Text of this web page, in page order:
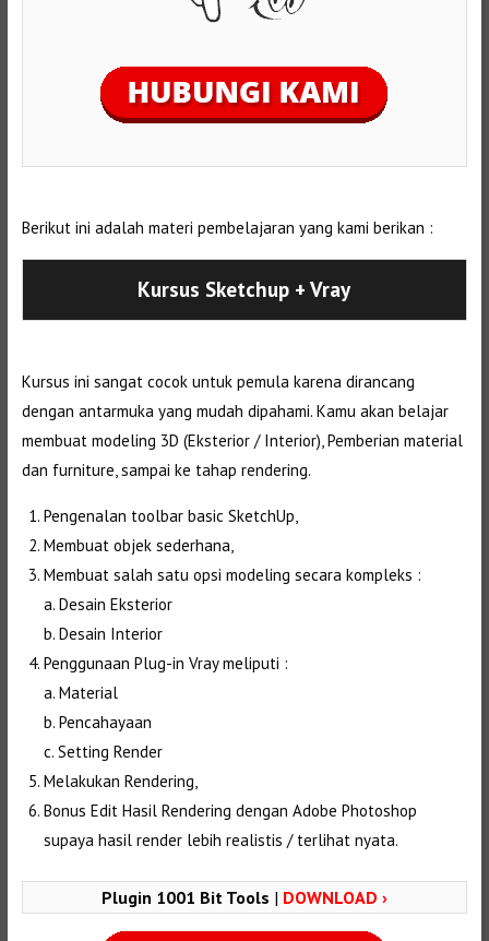
Berikut ini adalah materi pembelajaran yang kami berikan :
Kursus Sketchup + Vray
Kursus ini sangat cocok untuk pemula karena dirancang
dengan antarmuka yang mudah dipahami. Kamu akan belajar
membuat modeling 3D (Eksterior / Interior), Pemberian material
dan furniture, sampai ke tahap rendering.
Pengenalan toolbar basic SketchUp,
Membuat objek sederhana,
Membuat salah satu opsi modeling secara kompleks :
a. Desain Eksterior
b. Desain Interior
Penggunaan Plug-in Vray meliputi :
a. Material
b. Pencahayaan
c. Setting Render
Melakukan Rendering,
Bonus Edit Hasil Rendering dengan Adobe Photoshop
supaya hasil render lebih realistis / terlihat nyata.
Plugin 1001 Bit Tools | DOWNLOAD ›